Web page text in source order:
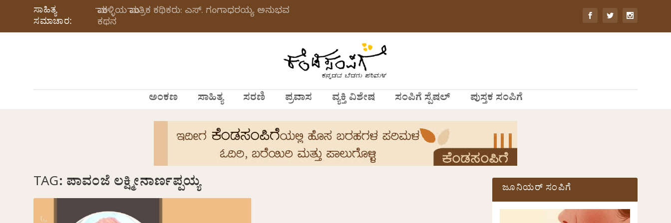
ಸಾಹಿತ್ಯ
ಸಮಾಚಾರ:
ಮಾಕಳ್ಳಿಯ ಮಾಂತ್ರಿಕ ಕಥಿಕರು: ಎಸ್. ಗಂಗಾಧರಯ್ಯ ಅನುಭವ
ಕಥನ
ಅಂಕಣ ಸಾಹಿತ್ಯ ಸರಣಿ ಪ್ರವಾಸ ವ್ಯಕ್ತಿ ವಿಶೇಷ ಸಂಪಿಗೆ ಸ್ಪೆಷಲ್ ಪುಸ್ತಕ ಸಂಪಿಗೆ
TAG: ಪಾವಂಜೆ ಲಕ್ಷ್ಮೀನಾರ್ಣಪ್ಪಯ್ಯ ಜೂನಿಯರ್ ಸಂಪಿಗೆ